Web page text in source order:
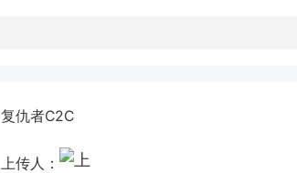
复仇者C2C
上传人：